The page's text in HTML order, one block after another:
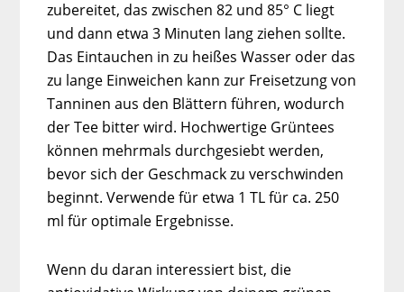
zubereitet, das zwischen 82 und 85° C liegt
und dann etwa 3 Minuten lang ziehen sollte.
Das Eintauchen in zu heißes Wasser oder das
zu lange Einweichen kann zur Freisetzung von
Tanninen aus den Blättern führen, wodurch
der Tee bitter wird. Hochwertige Grüntees
können mehrmals durchgesiebt werden,
bevor sich der Geschmack zu verschwinden
beginnt. Verwende für etwa 1 TL für ca. 250
ml für optimale Ergebnisse.
Wenn du daran interessiert bist, die